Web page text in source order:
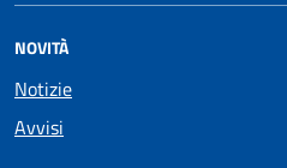
NOVITÀ
Notizie
Avvisi